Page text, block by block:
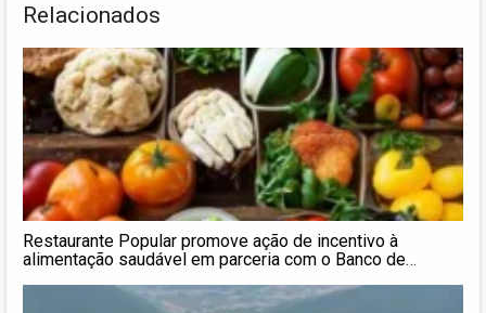
Relacionados
Restaurante Popular promove ação de incentivo à
alimentação saudável em parceria com o Banco de